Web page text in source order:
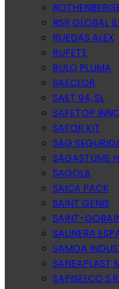
RSR GLOBAL
RUEDAS ALEX
RUFETE
RULO PLUMA
SAECLOR
SAET 94, SL
SAFETOP
SAFOR KIT
SAG
SAGASTUME
SAGOLA
SAICA PACK
SAINT GENIS
SAINT-
SALINERA
SAMOA
SANEAPLAST
SAPISELCO